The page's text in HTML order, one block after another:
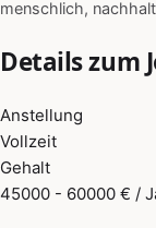
menschlich,
Details zum
Anstellung
Vollzeit
Gehalt
45000 - 60000 € /